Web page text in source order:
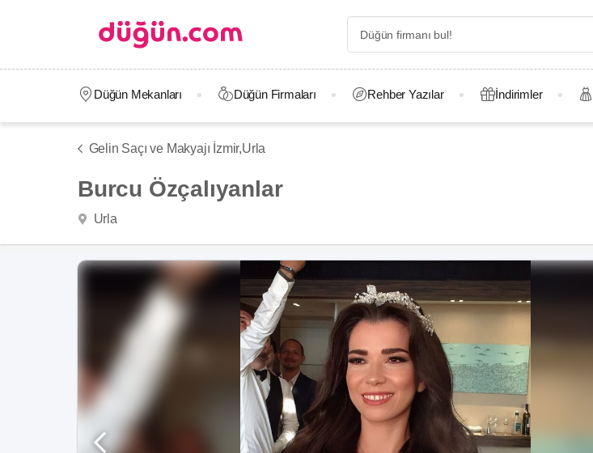
Düğün Mekanları Düğün Firmaları Rehber Yazılar İndirimler
Gelin Saçı ve Makyajı İzmir,Urla
Burcu Özçalıyanlar
Urla